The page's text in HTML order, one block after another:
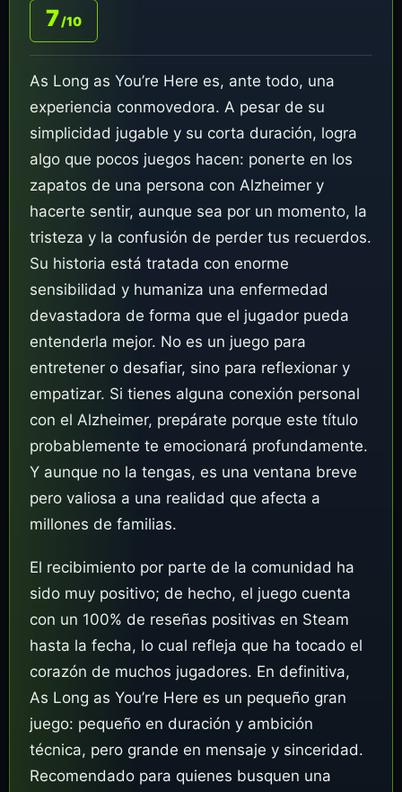
7/10
As Long as You’re Here es, ante todo, una
experiencia conmovedora. A pesar de su
simplicidad jugable y su corta duración, logra
algo que pocos juegos hacen: ponerte en los
zapatos de una persona con Alzheimer y
hacerte sentir, aunque sea por un momento, la
tristeza y la confusión de perder tus recuerdos.
Su historia está tratada con enorme
sensibilidad y humaniza una enfermedad
devastadora de forma que el jugador pueda
entenderla mejor. No es un juego para
entretener o desafiar, sino para reflexionar y
empatizar. Si tienes alguna conexión personal
con el Alzheimer, prepárate porque este título
probablemente te emocionará profundamente.
Y aunque no la tengas, es una ventana breve
pero valiosa a una realidad que afecta a
millones de familias.
El recibimiento por parte de la comunidad ha
sido muy positivo; de hecho, el juego cuenta
con un 100% de reseñas positivas en Steam
hasta la fecha, lo cual refleja que ha tocado el
corazón de muchos jugadores. En definitiva,
As Long as You’re Here es un pequeño gran
juego: pequeño en duración y ambición
técnica, pero grande en mensaje y sinceridad.
Recomendado para quienes busquen una